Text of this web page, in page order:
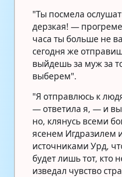
"Ты посмела
дерзкая! —
часа ты больше не
сегодня же
выйдешь за муж за
выберем".
"Я отправлюсь к
— ответила я, — и
но, клянусь всеми
ясенем
источниками Урд,
будет лишь тот, кто
изведал чувство